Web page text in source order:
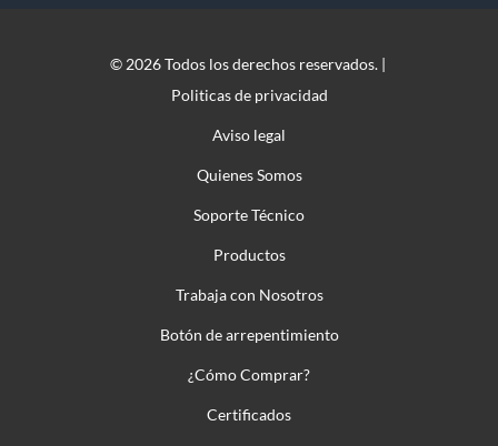
© 2026 Todos los derechos reservados. |
Politicas de privacidad
Aviso legal
Quienes Somos
Soporte Técnico
Productos
Trabaja con Nosotros
Botón de arrepentimiento
¿Cómo Comprar?
Certificados